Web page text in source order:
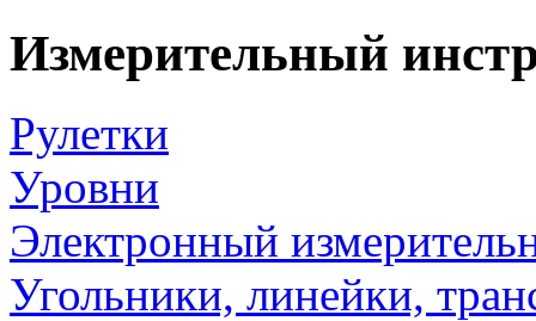
Измерительный
Рулетки
Уровни
Электронный
Угольники, линейки,